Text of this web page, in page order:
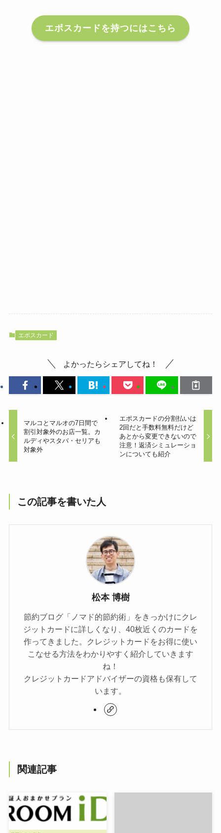
エポスカードを持つにはこちら
エポスカード
よかったらシェアしてね！
マルコとマルオの7日間で
割引対象外のお店一覧。カ
ルディやスタバ・セリアも
対象外
エポスカードの分割払いは
2回だと手数料無料だけど
あとから変更できないので
注意！返済シミュレーショ
ンについても紹介
この記事を書いた人
松本 博樹
節約ブログ「ノマド的節約術」をきっかけにクレ
ジットカードに詳しくなり、40枚近くのカードを
作ってきました。クレジットカードをお得に使い
こなせる方法をわかりやすく紹介していきます
ね！
クレジットカードアドバイザーの資格も保有して
います。
関連記事